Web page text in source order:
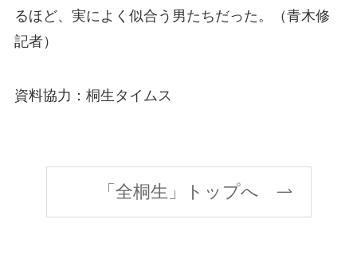
るほど、実によく似合う男たちだった。（青木修
記者）
資料協力：桐生タイムス
「全桐生」トップへ